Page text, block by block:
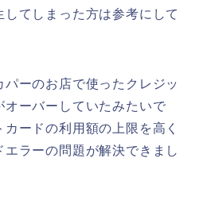
てしまった方は参考にして
ーのお店で使ったクレジッ
オーバーしていたみたいで
ードの利用額の上限を高く
エラーの問題が解決できまし